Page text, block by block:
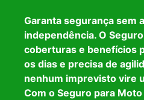
Garanta segurança sem
independência. O
coberturas e benefícios
os dias e precisa de
nenhum imprevisto vire
Com o Seguro para